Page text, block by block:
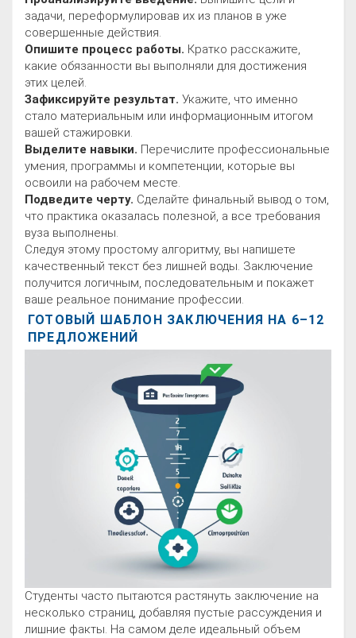
задачи, переформулировав их из планов в уже
совершенные действия.
Опишите процесс работы. Кратко расскажите,
какие обязанности вы выполняли для достижения
этих целей.
Зафиксируйте результат. Укажите, что именно
стало материальным или информационным итогом
вашей стажировки.
Выделите навыки. Перечислите профессиональные
умения, программы и компетенции, которые вы
освоили на рабочем месте.
Подведите черту. Сделайте финальный вывод о том,
что практика оказалась полезной, а все требования
вуза выполнены.
Следуя этому простому алгоритму, вы напишете
качественный текст без лишней воды. Заключение
получится логичным, последовательным и покажет
ваше реальное понимание профессии.
ГОТОВЫЙ ШАБЛОН ЗАКЛЮЧЕНИЯ НА 6–12
ПРЕДЛОЖЕНИЙ
Студенты часто пытаются растянуть заключение на
несколько страниц, добавляя пустые рассуждения и
лишние факты. На самом деле идеальный объем